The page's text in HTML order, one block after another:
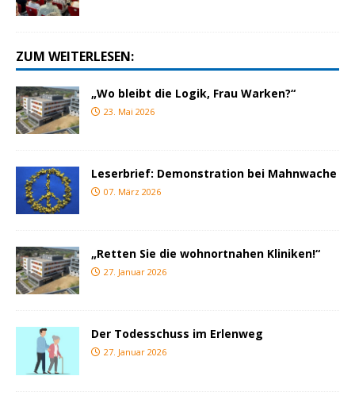
ZUM WEITERLESEN:
„Wo bleibt die Logik, Frau Warken?“
23. Mai 2026
Leserbrief: Demonstration bei Mahnwache
07. März 2026
„Retten Sie die wohnortnahen Kliniken!“
27. Januar 2026
Der Todesschuss im Erlenweg
27. Januar 2026